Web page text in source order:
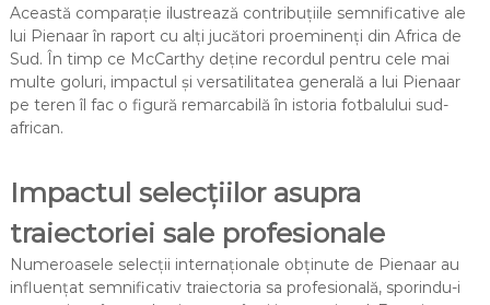
Această comparație ilustrează contribuțiile semnificative ale
lui Pienaar în raport cu alți jucători proeminenți din Africa de
Sud. În timp ce McCarthy deține recordul pentru cele mai
multe goluri, impactul și versatilitatea generală a lui Pienaar
pe teren îl fac o figură remarcabilă în istoria fotbalului sud-
african.
Impactul selecțiilor asupra
traiectoriei sale profesionale
Numeroasele selecții internaționale obținute de Pienaar au
influențat semnificativ traiectoria sa profesională, sporindu-i